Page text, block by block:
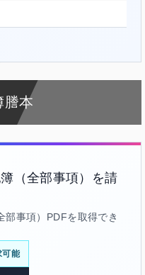
謄本
（全部事項）を請
事項）PDFを取得でき
可能